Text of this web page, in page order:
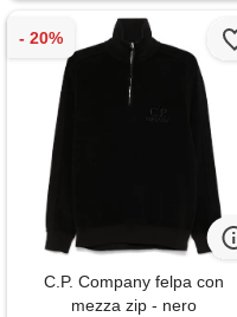
C.P. Company felpa con
mezza zip - nero